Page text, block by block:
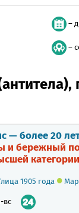
–
–
— более 20
и бережный
1905 года •
вс